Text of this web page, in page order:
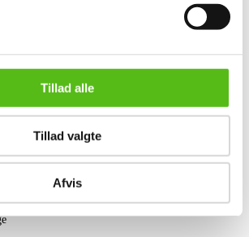
Tillad alle
Tillad valgte
Afvis
guld, dertil en kæde af forgyldt sterling s...